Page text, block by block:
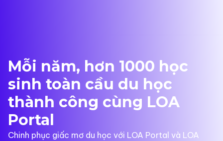
Mỗi năm, hơn 1000 học
sinh toàn cầu du học
thành công cùng LOA
Portal
Chinh phục giấc mơ du học với LOA Portal và LOA